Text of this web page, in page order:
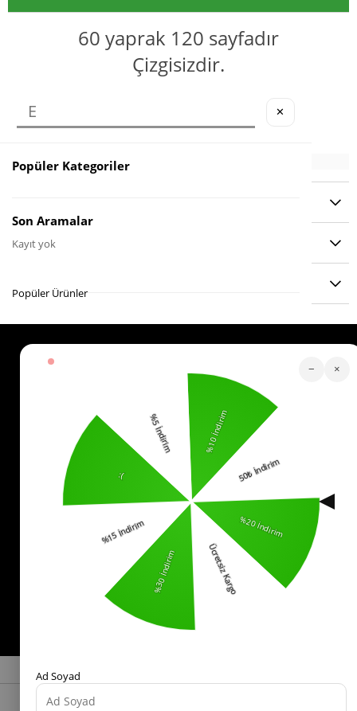
60 yaprak 120 sayfadır
Çizgisizdir.
20x14,5 cm
ÖDEME SEÇENEKLERI
0553 321 33 40
Yardım
Sıkça Sorulan Sorular
Kurumsal
Politikalar
Mesafeli Satış Sözleşmesi
İade ve Değişim Koşulları
− ×
Ad Soyad
✕
Popüler Kategoriler
Son Aramalar
Kayıt yok
Popüler Ürünler